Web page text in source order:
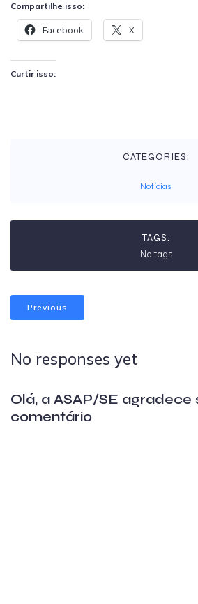
Compartilhe isso:
Facebook X
Curtir isso:
CATEGORIES:
Notícias
TAGS:
No tags
Previous
No responses yet
Olá, a ASAP/SE agradece
comentário